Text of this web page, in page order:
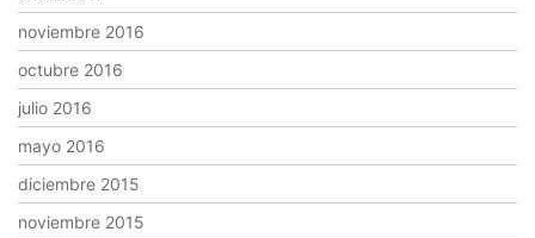
noviembre 2016
octubre 2016
julio 2016
mayo 2016
diciembre 2015
noviembre 2015